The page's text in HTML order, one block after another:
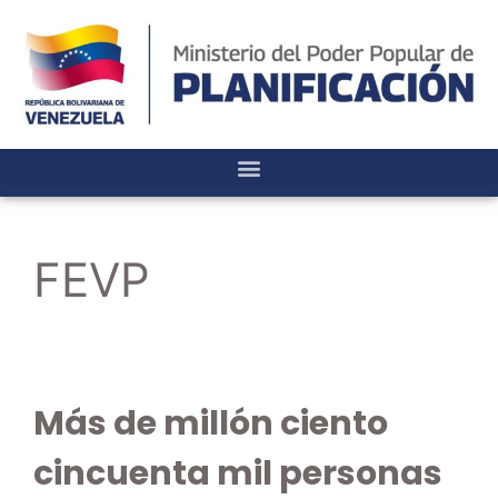
FEVP
Más de millón ciento
cincuenta mil personas